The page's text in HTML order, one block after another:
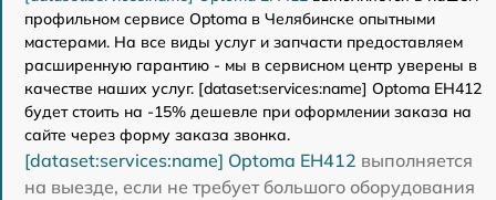
профильном сервисе Optoma в Челябинске опытными
мастерами. На все виды услуг и запчасти предоставляем
расширенную гарантию - мы в сервисном центр уверены в
качестве наших услуг. [dataset:services:name] Optoma EH412
будет стоить на -15% дешевле при оформлении заказа на
сайте через форму заказа звонка.
[dataset:services:name] Optoma EH412 выполняется
на выезде, если не требует большого оборудования